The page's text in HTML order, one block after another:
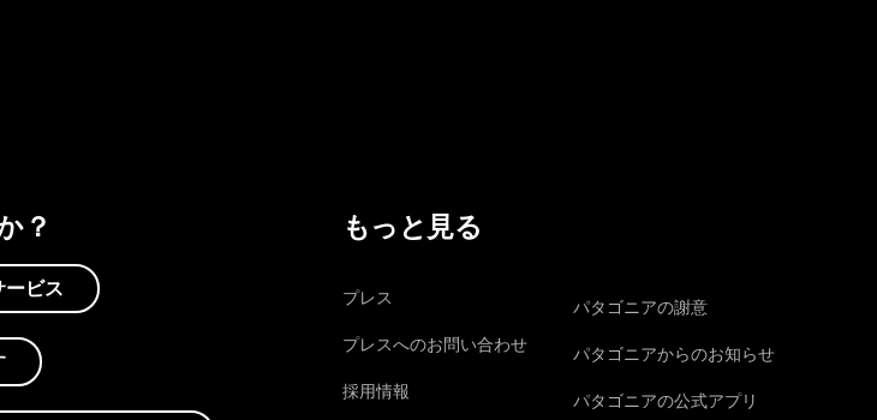
？
ービス
もっと見る
プレス
プレスへのお問い合わせ
採用情報
パタゴニアの謝意
パタゴニアからのお知らせ
パタゴニアの公式アプリ